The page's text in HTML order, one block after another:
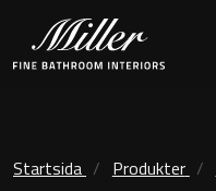
Kommoder
Ambient Speglar
Startsida Produkter